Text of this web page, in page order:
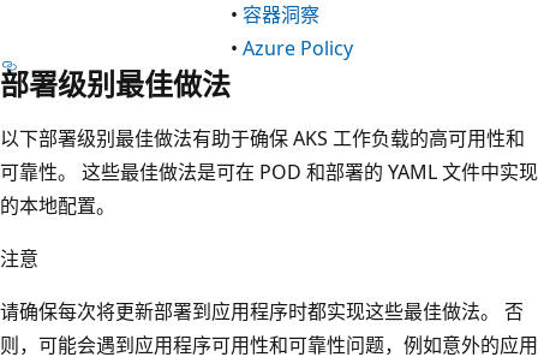
• 容器洞察
• Azure Policy
部署级别最佳做法
以下部署级别最佳做法有助于确保 AKS 工作负载的高可用性和
可靠性。 这些最佳做法是可在 POD 和部署的 YAML 文件中实现
的本地配置。
注意
请确保每次将更新部署到应用程序时都实现这些最佳做法。 否
则，可能会遇到应用程序可用性和可靠性问题，例如意外的应用